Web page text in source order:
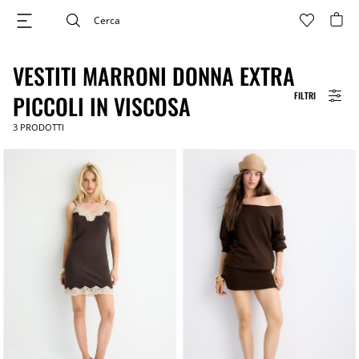
FILTRI
VESTITI MARRONI DONNA EXTRA
PICCOLI IN VISCOSA
3 PRODOTTI